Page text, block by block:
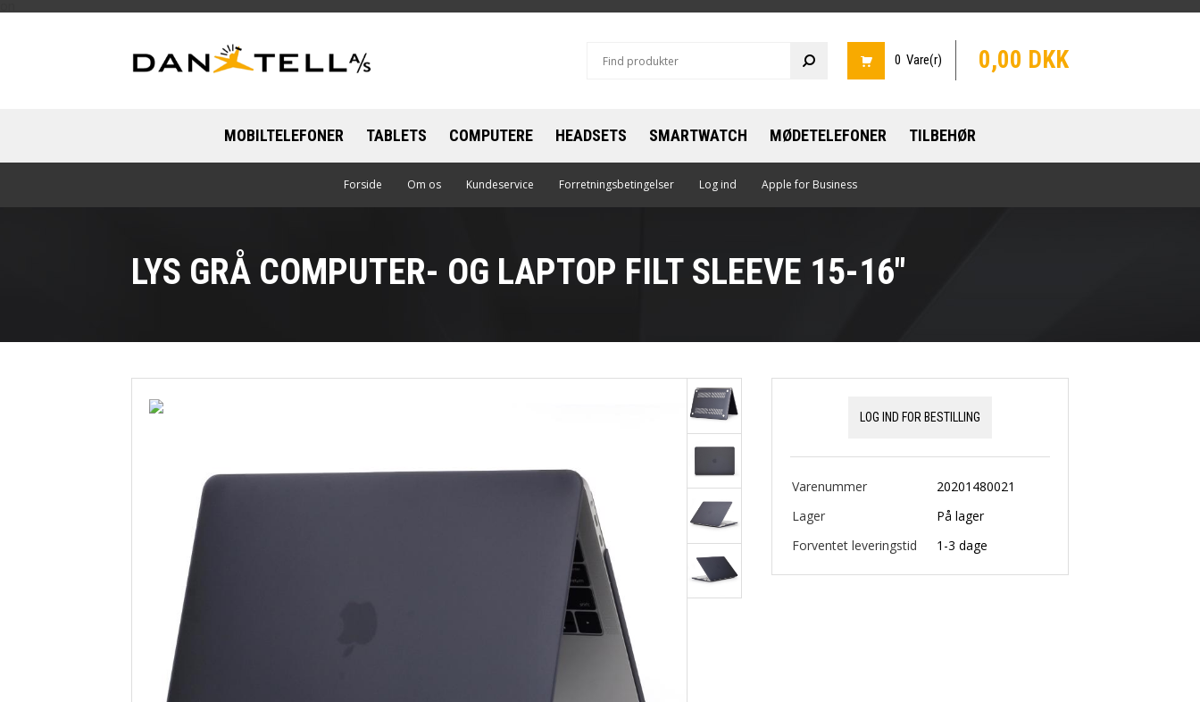
0 Vare(r) 0,00 DKK
MOBILTELEFONER
Motorola
TABLETS
Apple
COMPUTERE
Apple
Lenovo
HEADSETS
Apple
Jabra
SMARTWATCH MØDETELEFONER TILBEHØR
Forside Om os Kundeservice Forretningsbetingelser Log ind Apple for Business
LYS GRÅ COMPUTER- OG LAPTOP FILT SLEEVE 15-16"
LOG IND FOR BESTILLING
Varenummer
20201480021
Lager
På lager
Forventet leveringstid
1-3 dage